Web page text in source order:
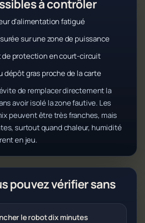
à contrôler
d'alimentation fatigué
sur une zone de puissance
de protection en court-circuit
dépôt gras proche de la carte
de remplacer directement la
avoir isolé la zone fautive. Les
peuvent être très franches, mais
surtout quand chaleur, humidité
en jeu.
pouvez vérifier sans
le robot dix minutes